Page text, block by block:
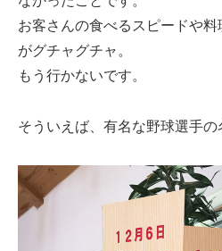
お客さんの食べるスピードや
がグチャグチャ。
もう行かないです。
そういえば、有名な野球選手の